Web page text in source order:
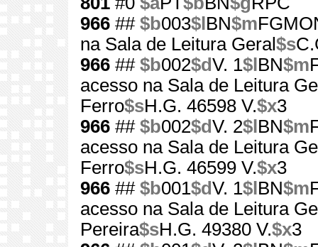
966 ## $b003$l BN$m
na Sala de Leitura Geral$s
966 ## $b002$dV. 1$l BN$m
acesso na Sala de Leitura
Ferro$sH.G. 46598 V.$x3
966 ## $b002$dV. 2$l BN$m
acesso na Sala de Leitura
Ferro$sH.G. 46599 V.$x3
966 ## $b001$dV. 1$l BN$m
acesso na Sala de Leitura
Pereira$sH.G. 49380 V.$x3